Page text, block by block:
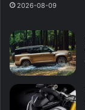
2026-08-09